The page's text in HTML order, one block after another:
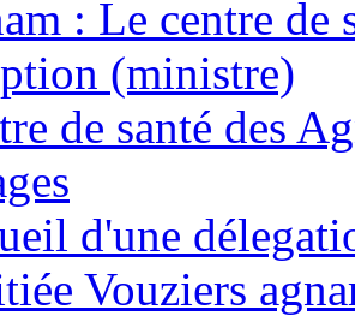
: Le centre de
(ministre)
de santé des
d'une
Vouziers